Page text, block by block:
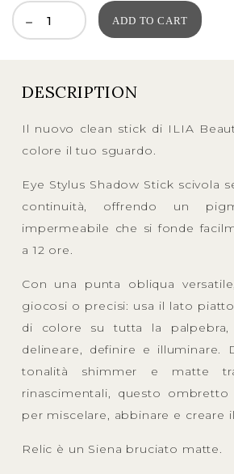
ADD TO CART
DESCRIPTION
Il nuovo clean stick di ILIA
colore il tuo sguardo.
Eye Stylus Shadow Stick scivola
continuità, offrendo un
impermeabile che si fonde
a 12 ore.
Con una punta obliqua
giocosi o precisi: usa il lato
di colore su tutta la
delineare, definire e illuminare.
tonalità shimmer e matte
rinascimentali, questo
per miscelare, abbinare e creare
Relic è un Siena bruciato matte.